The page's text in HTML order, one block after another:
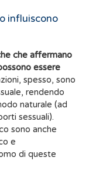
influiscono
che affermano
essere
spesso, sono
rendendo
naturale (ad
sessuali).
sono anche
e
di queste